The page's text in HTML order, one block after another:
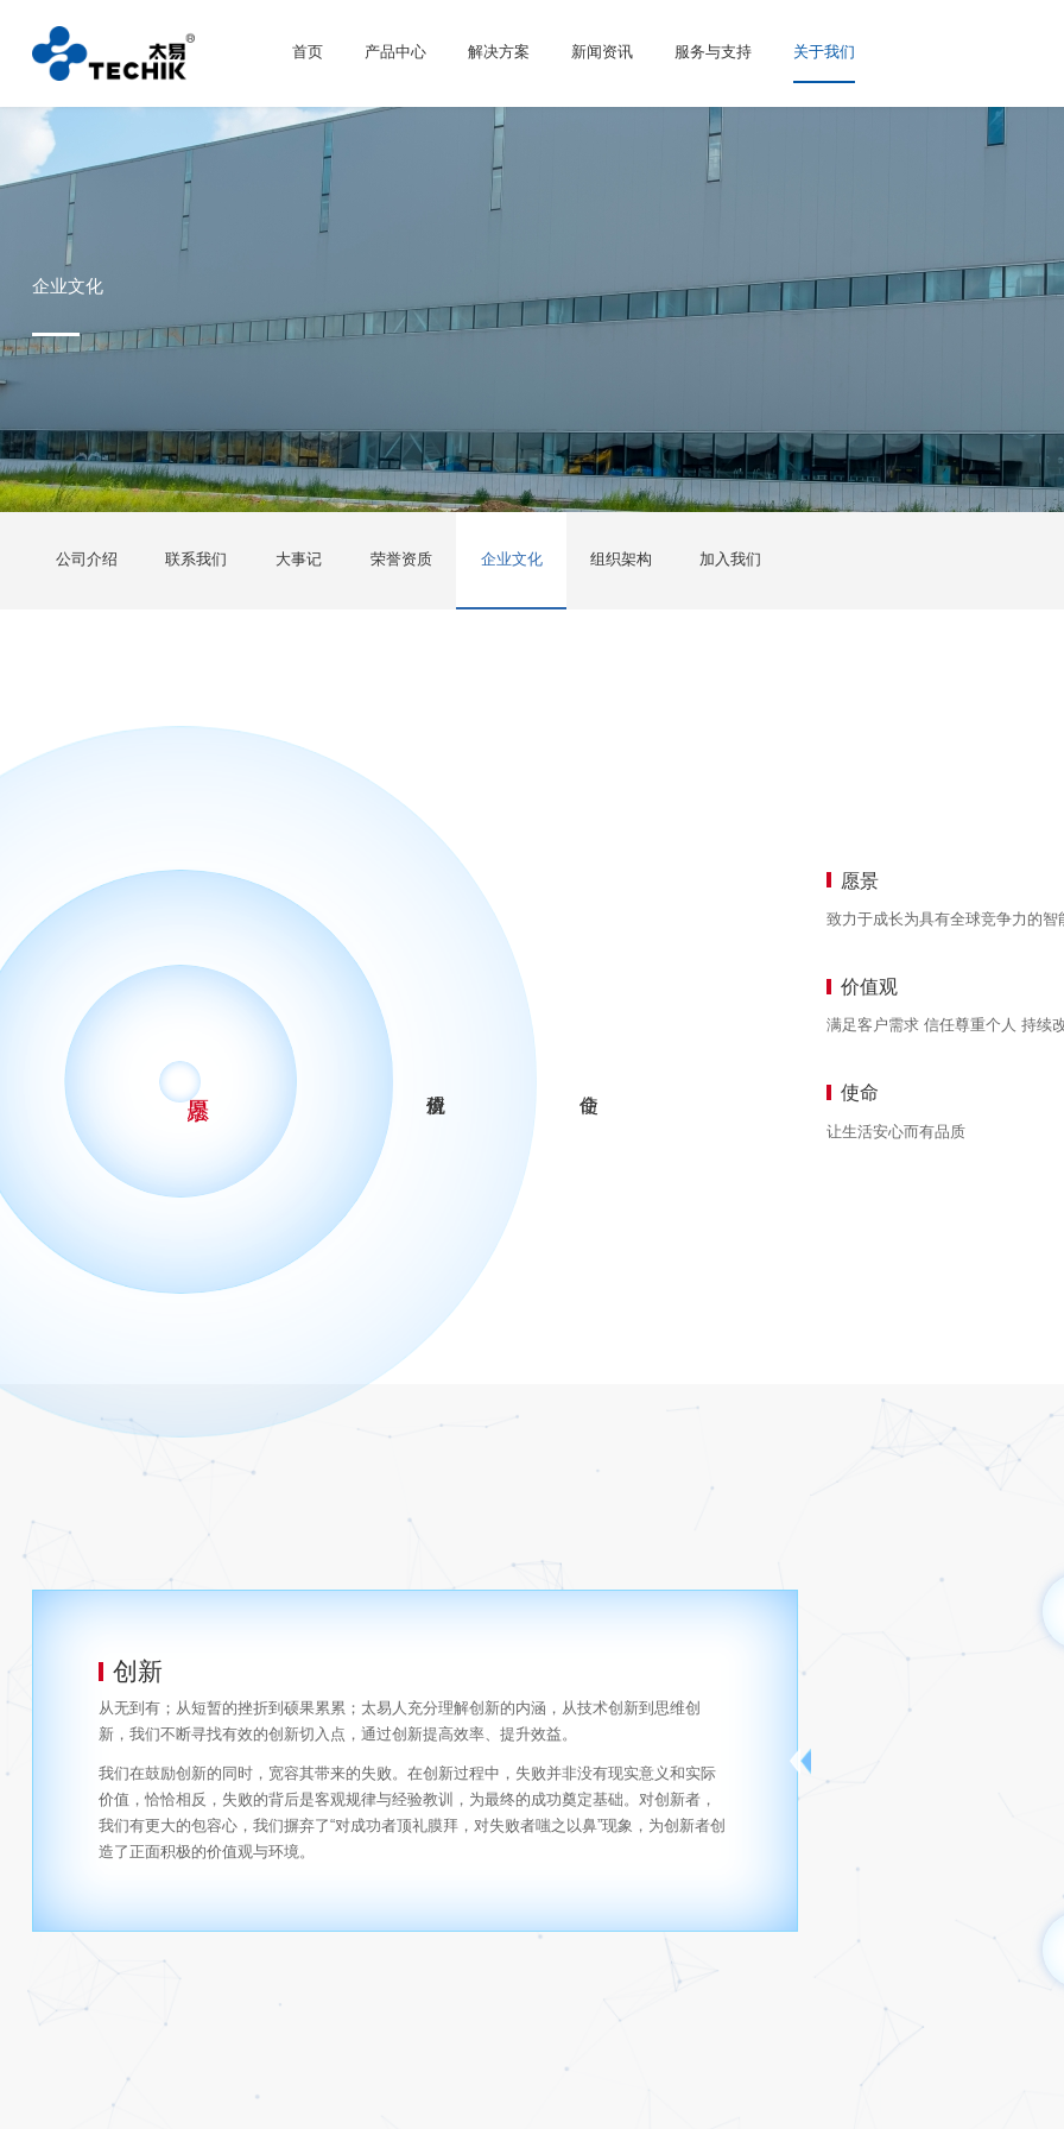
首页 产品中心 解决方案 新闻资讯 服务与支持 关于我们
企业文化
公司介绍 联系我们 大事记 荣誉资质 企业文化 组织架构 加入我们
愿景
致力于成长为具有全球竞争力的
价值观
满足客户需求 信任尊重个人 持续
使命
让生活安心而有品质
创新
从无到有；从短暂的挫折到硕果累累；太易人充分理解创新的内涵，从技术创新到思维创
新，我们不断寻找有效的创新切入点，通过创新提高效率、提升效益。
我们在鼓励创新的同时，宽容其带来的失败。在创新过程中，失败并非没有现实意义和实际
价值，恰恰相反，失败的背后是客观规律与经验教训，为最终的成功奠定基础。对创新者，
我们有更大的包容心，我们摒弃了“对成功者顶礼膜拜，对失败者嗤之以鼻”现象，为创新者创
造了正面积极的价值观与环境。